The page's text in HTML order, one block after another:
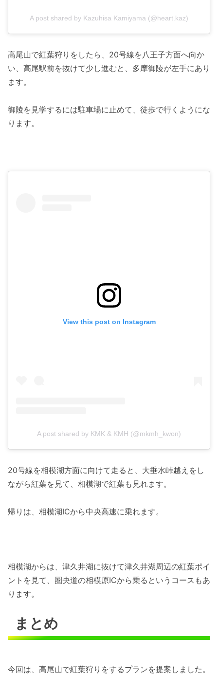
A post shared by Kazuhisa Kamiyama (@heart.kaz)
高尾山で紅葉狩りをしたら、20号線を八王子方面へ向か
い、高尾駅前を抜けて少し進むと、多摩御陵が左手にあり
ます。
御陵を見学するには駐車場に止めて、徒歩で行くようにな
ります。
View this post on Instagram
A post shared by KMK & KMH (@mkmh_kwon)
20号線を相模湖方面に向けて走ると、大垂水峠越えをし
ながら紅葉を見て、相模湖で紅葉も見れます。
帰りは、相模湖ICから中央高速に乗れます。
相模湖からは、津久井湖に抜けて津久井湖周辺の紅葉ポイ
ントを見て、圏央道の相模原ICから乗るというコースもあ
ります。
まとめ
今回は、高尾山で紅葉狩りをするプランを提案しました。